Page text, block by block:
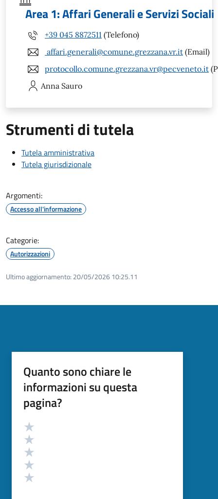
Area 1: Affari Generali e Servizi Sociali
+39 045 8872511 (Telefono)
affari.generali@comune.grezzana.vr.it (Email)
protocollo.comune.grezzana.vr@pecveneto.it
Anna Sauro
Strumenti di tutela
Tutela amministrativa
Tutela giurisdizionale
Argomenti:
Accesso all'informazione
Categorie:
Autorizzazioni
Ultimo aggiornamento: 20/05/2026 10:25.11
Quanto sono chiare le
informazioni su questa
pagina?
Valutazione